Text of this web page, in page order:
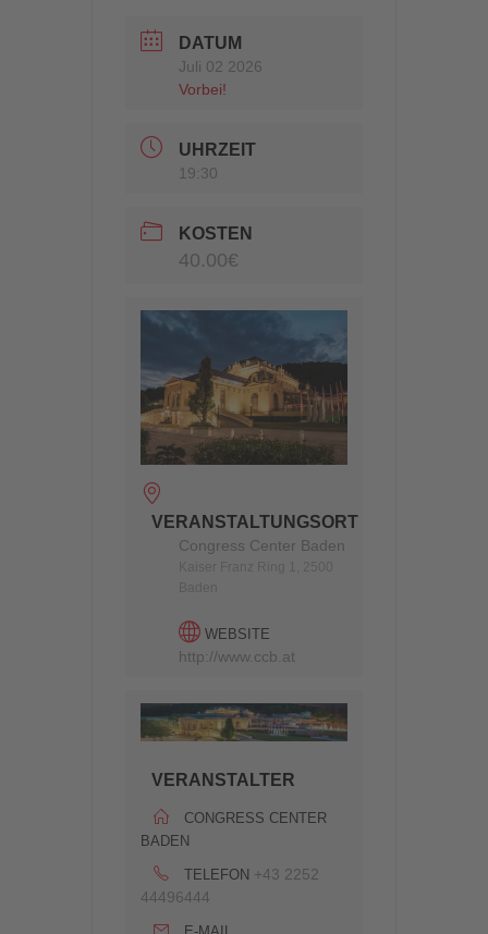
DATUM
Juli 02 2026
Vorbei!
UHRZEIT
19:30
KOSTEN
40.00€
VERANSTALTUNGSORT
Congress Center Baden
WEBSITE
http://www.ccb.at
VERANSTALTER
CONGRESS CENTER
BADEN
TELEFON +43 2252
44496444